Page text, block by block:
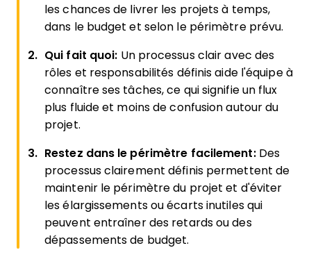
les chances de livrer les projets à temps,
dans le budget et selon le périmètre prévu.
Qui fait quoi: Un processus clair avec des
rôles et responsabilités définis aide l'équipe à
connaître ses tâches, ce qui signifie un flux
plus fluide et moins de confusion autour du
projet.
Restez dans le périmètre facilement: Des
processus clairement définis permettent de
maintenir le périmètre du projet et d'éviter
les élargissements ou écarts inutiles qui
peuvent entraîner des retards ou des
dépassements de budget.